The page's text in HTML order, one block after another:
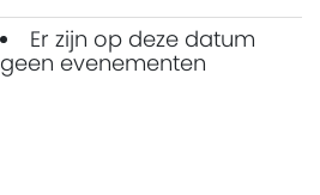
Er zijn op deze datum
geen evenementen